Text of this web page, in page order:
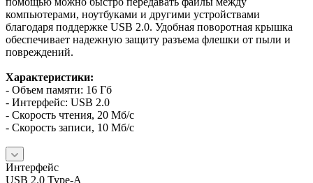
компьютерами, ноутбуками и другими устройствами
благодаря поддержке USB 2.0. Удобная поворотная крышка
обеспечивает надежную защиту разъема флешки от пыли и
повреждений.
Характеристики:
- Объем памяти: 16 Гб
- Интерфейс: USB 2.0
- Скорость чтения, 20 Мб/с
- Скорость записи, 10 Мб/с
Интерфейс
USB 2.0 Type-A